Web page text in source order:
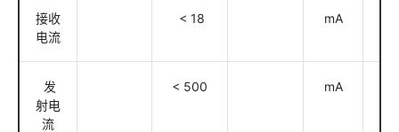
接收
电流
< 18 mA
发
射电
流
< 500 mA